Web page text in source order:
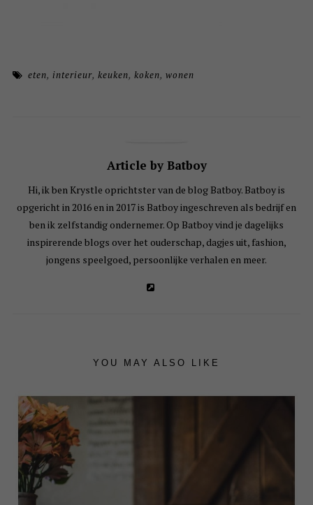
eten, interieur,keuken,koken,wonen
Article by Batboy
Hi, ik ben Krystle oprichtster van de blog Batboy. Batboy is
opgericht in 2016 en in 2017 is Batboy ingeschreven als bedrijf en
ben ik zelfstandig ondernemer. Op Batboy vind je dagelijks
inspirerende blogs over het ouderschap, dagjes uit, fashion,
jongens speelgoed, persoonlijke verhalen en meer.
YOU MAY ALSO LIKE